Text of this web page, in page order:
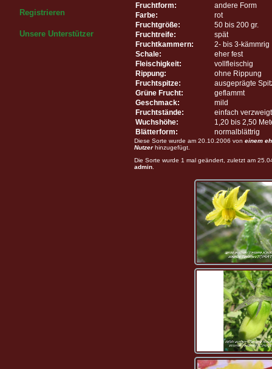
Registrieren
Unsere Unterstützer
Fruchtform:
andere Form
Farbe:
rot
Fruchtgröße:
50 bis 200 gr.
Fruchtreife:
spät
Fruchtkammern:
2- bis 3-kämmrig
Schale:
eher fest
Fleischigkeit:
vollfleischig
Rippung:
ohne Rippung
Fruchtspitze:
ausgeprägte
Grüne Frucht:
geflammt
Geschmack:
mild
Fruchtstände:
einfach verzweigt
Wuchshöhe:
1,20 bis 2,50
Blätterform:
normalblättrig
Diese Sorte wurde am 20.10.2006 von einem
Nutzerhinzugefügt.
Die Sorte wurde 1 mal geändert, zuletzt am
admin